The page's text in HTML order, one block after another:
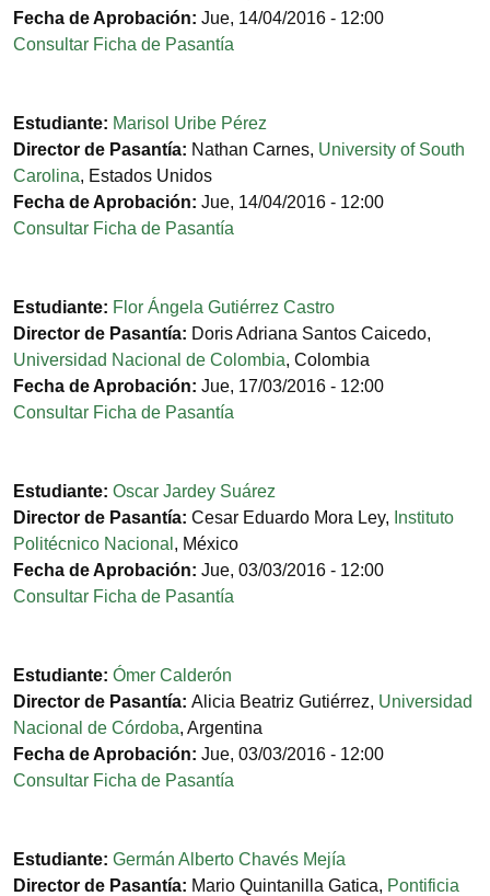
Fecha de Aprobación: Jue, 14/04/2016 - 12:00
Consultar Ficha de Pasantía
Estudiante: Marisol Uribe Pérez
Director de Pasantía: Nathan Carnes, University of South
Carolina, Estados Unidos
Fecha de Aprobación: Jue, 14/04/2016 - 12:00
Consultar Ficha de Pasantía
Estudiante: Flor Ángela Gutiérrez Castro
Director de Pasantía: Doris Adriana Santos Caicedo,
Universidad Nacional de Colombia, Colombia
Fecha de Aprobación: Jue, 17/03/2016 - 12:00
Consultar Ficha de Pasantía
Estudiante: Oscar Jardey Suárez
Director de Pasantía: Cesar Eduardo Mora Ley, Instituto
Politécnico Nacional , México
Fecha de Aprobación: Jue, 03/03/2016 - 12:00
Consultar Ficha de Pasantía
Estudiante: Ómer Calderón
Director de Pasantía: Alicia Beatriz Gutiérrez, Universidad
Nacional de Córdoba, Argentina
Fecha de Aprobación: Jue, 03/03/2016 - 12:00
Consultar Ficha de Pasantía
Estudiante: Germán Alberto Chavés Mejía
Director de Pasantía: Mario Quintanilla Gatica, Pontificia